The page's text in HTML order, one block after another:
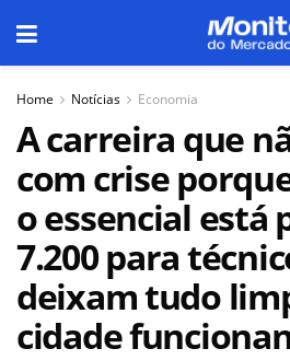
Home Notícias Economia
A carreira que
com crise
o essencial está
7.200 para
deixam tudo
cidade